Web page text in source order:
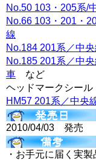
No.50 103・205系/
No.66 103・201・
線
No.184 201系／中
No.185 201系／中
車 など
ヘッドマークシール
HM57 201系／中央
2010/04/03 発売
・お手元に届く実